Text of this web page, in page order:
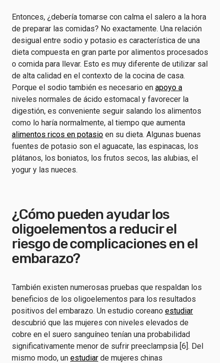
Entonces, ¿debería tomarse con calma el salero a la hora
de preparar las comidas? No exactamente. Una relación
desigual entre sodio y potasio es característica de una
dieta compuesta en gran parte por alimentos procesados
o comida para llevar. Esto es muy diferente de utilizar sal
de alta calidad en el contexto de la cocina de casa.
Porque el sodio también es necesario en apoyo a
niveles normales de ácido estomacal y favorecer la
digestión, es conveniente seguir salando los alimentos
como lo haría normalmente, al tiempo que aumenta
alimentos ricos en potasio en su dieta. Algunas buenas
fuentes de potasio son el aguacate, las espinacas, los
plátanos, los boniatos, los frutos secos, las alubias, el
yogur y las nueces.
¿Cómo pueden ayudar los
oligoelementos a reducir el
riesgo de complicaciones en el
embarazo?
También existen numerosas pruebas que respaldan los
beneficios de los oligoelementos para los resultados
positivos del embarazo. Un estudio coreano estudiar
descubrió que las mujeres con niveles elevados de
cobre en el suero sanguíneo tenían una probabilidad
significativamente menor de sufrir preeclampsia [6]. Del
mismo modo, un estudiar de mujeres chinas